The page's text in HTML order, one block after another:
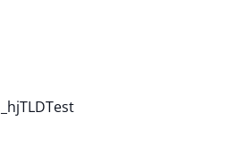
_hjTLDTest